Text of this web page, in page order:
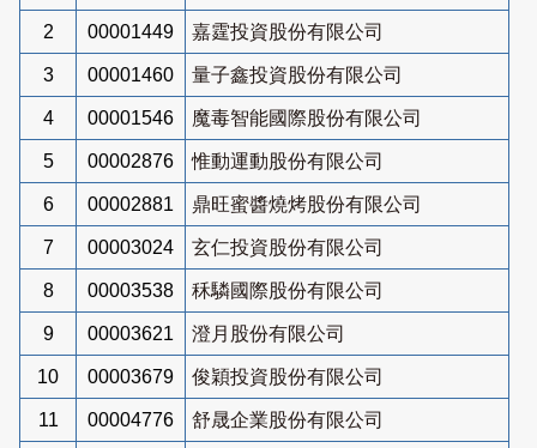
2 00001449 嘉霆投資股份有限公司
3 00001460 量子鑫投資股份有限公司
4 00001546 魔毒智能國際股份有限公司
5 00002876 惟動運動股份有限公司
6 00002881 鼎旺蜜醬燒烤股份有限公司
7 00003024 玄仁投資股份有限公司
8 00003538 秝驎國際股份有限公司
9 00003621 澄月股份有限公司
10 00003679 俊穎投資股份有限公司
11 00004776 舒晟企業股份有限公司